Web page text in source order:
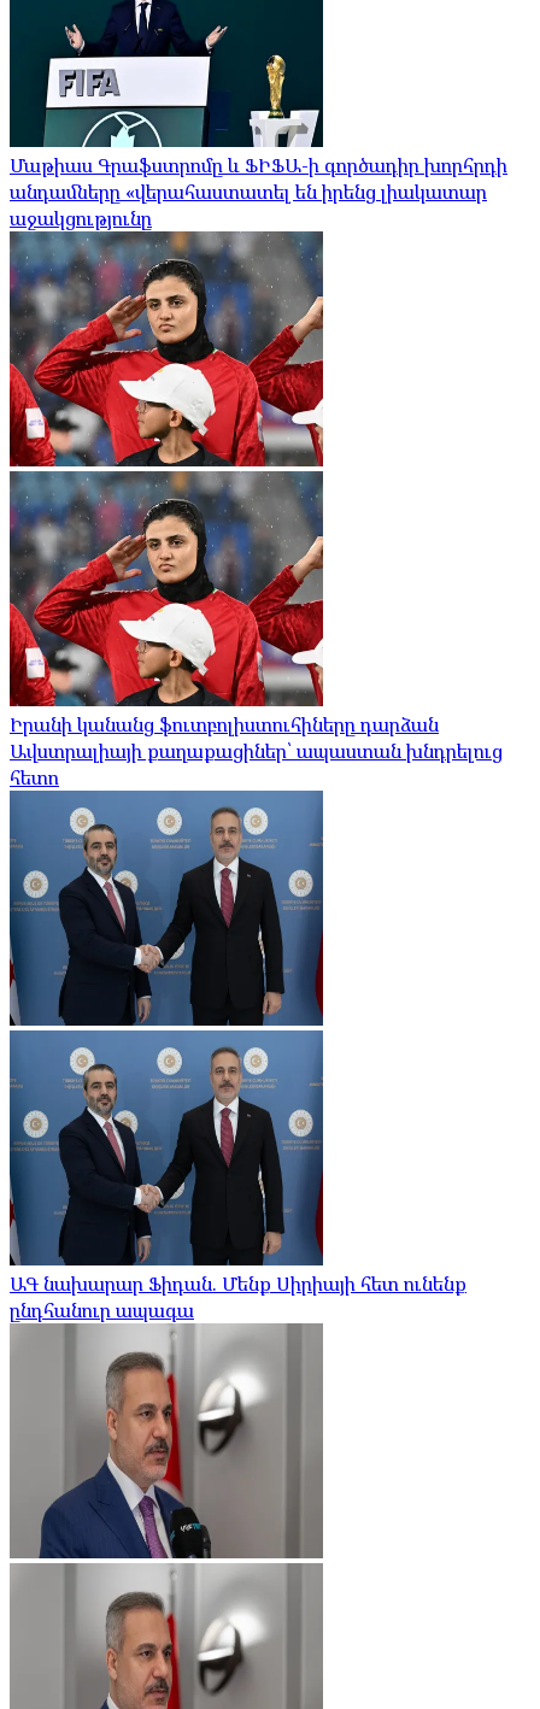
Մաթիաս Գրաֆստրոմը և ՖԻՖԱ-ի գործադիր խորհրդի
անդամները «վերահաստատել են իրենց լիակատար
աջակցությունը
Իրանի կանանց ֆուտբոլիստուհիները դարձան
Ավստրալիայի քաղաքացիներ՝ ապաստան խնդրելուց
հետո
ԱԳ նախարար Ֆիդան. Մենք Սիրիայի հետ ունենք
ընդհանուր ապագա